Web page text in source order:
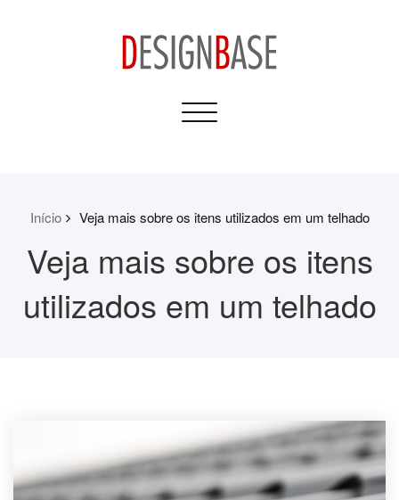
Toggle
Início Veja mais sobre os itens utilizados em um telhado
Veja mais sobre os itens
utilizados em um telhado